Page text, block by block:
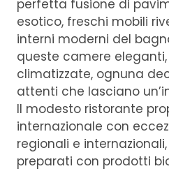
perfetta fusione di
esotico, freschi mobili
interni moderni del
queste camere
climatizzate, ognuna
attenti che lasciano
Il modesto ristorante
internazionale con
regionali e
preparati con prodotti